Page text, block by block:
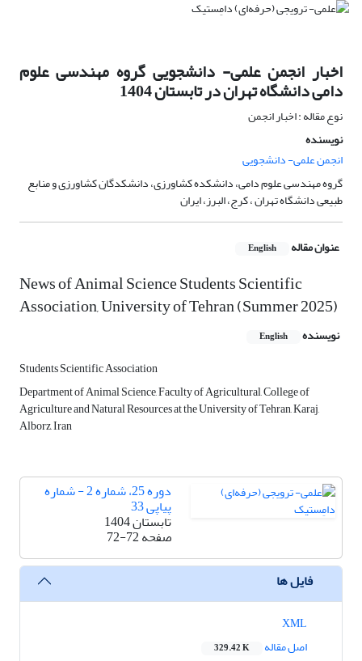
اخبار انجمن علمی- دانشجویی گروه مهندسی علوم
دامی دانشگاه تهران در تابستان 1404
نوع مقاله : اخبار انجمن
نویسنده
انجمن علمی- دانشجویی
گروه مهندسی علوم دامی، دانشکده کشاورزی، دانشکدگان کشاورزی و منابع
طبیعی دانشگاه تهران ، کرج، البرز، ایران
عنوان مقاله English
News of Animal Science Students Scientific
Association, University of Tehran (Summer 2025)
نویسنده English
Students Scientific Association
Department of Animal Science, Faculty of Agricultural, College of
Agriculture and Natural Resources at the University of Tehran, Karaj,
Alborz, Iran
دوره 25، شماره 2 - شماره
پیاپی 33
تابستان 1404
صفحه72-72
فایل ها
اصل مقاله
329.42 K